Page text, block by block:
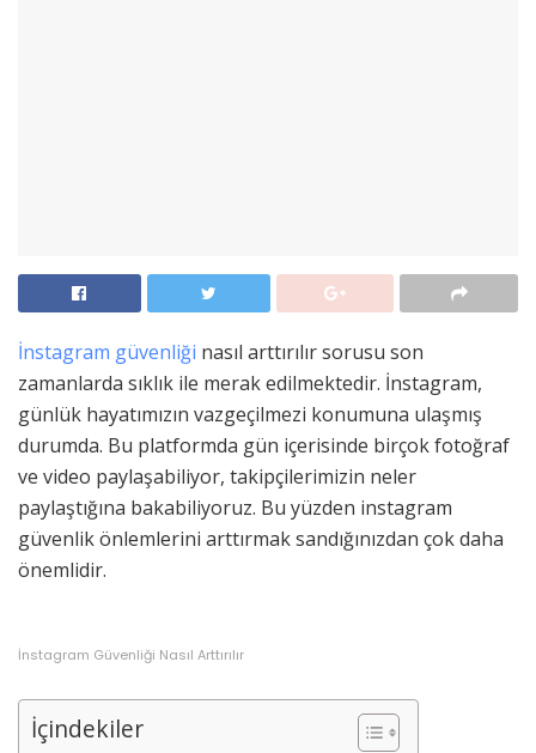
İnstagram güvenliği nasıl arttırılır sorusu son
zamanlarda sıklık ile merak edilmektedir. İnstagram,
günlük hayatımızın vazgeçilmezi konumuna ulaşmış
durumda. Bu platformda gün içerisinde birçok fotoğraf
ve video paylaşabiliyor, takipçilerimizin neler
paylaştığına bakabiliyoruz. Bu yüzden instagram
güvenlik önlemlerini arttırmak sandığınızdan çok daha
önemlidir.
İnstagram Güvenliği Nasıl Arttırılır
İçindekiler